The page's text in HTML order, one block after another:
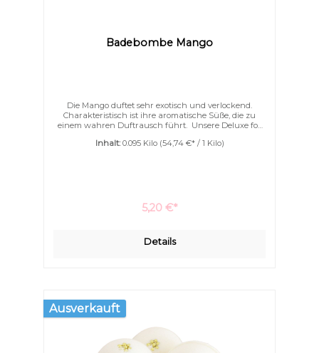
Badebombe Mango
Die Mango duftet sehr exotisch und verlockend.
Charakteristisch ist ihre aromatische Süße, die zu
einem wahren Duftrausch führt. Unsere Deluxe for
Ziegenmilchpulver. Nicht nur schäumen können sie
Inhalt: 0.095 Kilo (54,74 €* / 1 Kilo)
5,20 €*
Details
Ausverkauft